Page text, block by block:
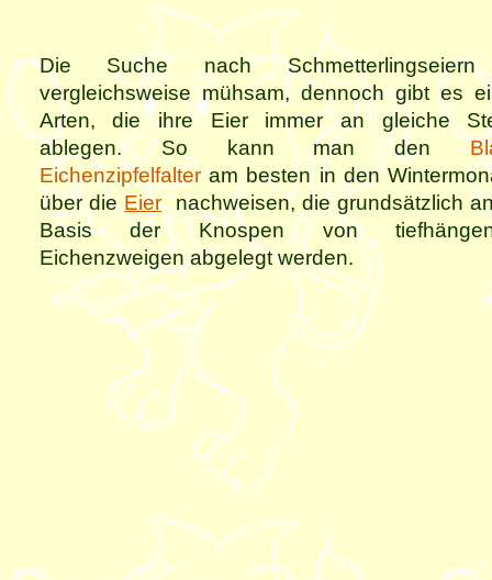
Die Suche nach
vergleichsweise mühsam, dennoch gibt es
Arten, die ihre Eier immer an gleiche
ablegen. So kann man den
Eichenzipfelfalteram besten in den
über die Eiernachweisen, die grundsätzlich
Basis der Knospen von
Eichenzweigen abgelegt werden.